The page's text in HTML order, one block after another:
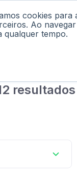
cookies para
Ao
qualquer tempo.
Home